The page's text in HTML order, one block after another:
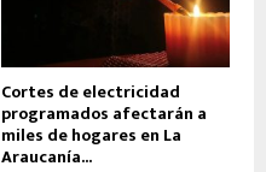
Cortes de electricidad
programados afectarán a
miles de hogares en La
Araucanía...